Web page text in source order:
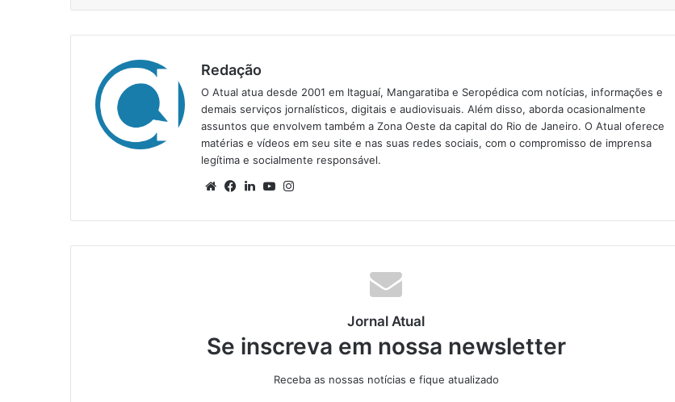
Redação
O Atual atua desde 2001 em Itaguaí, Mangaratiba e Seropédica com notícias, informações e
demais serviços jornalísticos, digitais e audiovisuais. Além disso, aborda ocasionalmente
assuntos que envolvem também a Zona Oeste da capital do Rio de Janeiro. O Atual oferece
matérias e vídeos em seu site e nas suas redes sociais, com o compromisso de imprensa
legítima e socialmente responsável.
We
te
Fa
bo
ok
Lin
din
Yo
ub
e
ra
m
Jornal Atual
Se inscreva em nossa newsletter
Receba as nossas notícias e fique atualizado